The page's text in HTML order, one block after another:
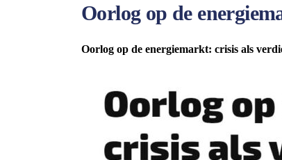
Oorlog op de
Oorlog op de energiemarkt: crisis als